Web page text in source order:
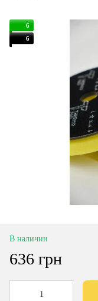
6
6
В наличии
636 грн